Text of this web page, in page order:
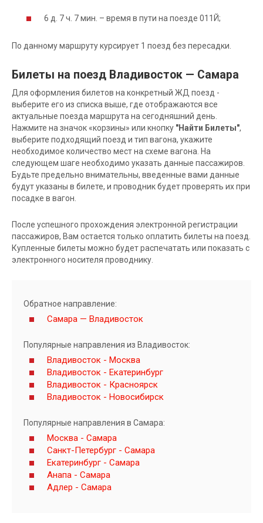
6 д. 7 ч. 7 мин. – время в пути на поезде 011Й;
По данному маршруту курсирует 1 поезд без пересадки.
Билеты на поезд Владивосток — Самара
Для оформления билетов на конкретный ЖД поезд -
выберите его из списка выше, где отображаются все
актуальные поезда маршрута на сегодняшний день.
Нажмите на значок «корзины» или кнопку "Найти Билеты",
выберите подходящий поезд и тип вагона, укажите
необходимое количество мест на схеме вагона. На
следующем шаге необходимо указать данные пассажиров.
Будьте предельно внимательны, введенные вами данные
будут указаны в билете, и проводник будет проверять их при
посадке в вагон.
После успешного прохождения электронной регистрации
пассажиров, Вам остается только оплатить билеты на поезд.
Купленные билеты можно будет распечатать или показать с
электронного носителя проводнику.
Обратное направление:
Самара — Владивосток
Популярные направления из Владивосток:
Владивосток - Москва
Владивосток - Екатеринбург
Владивосток - Красноярск
Владивосток - Новосибирск
Популярные направления в Самара:
Москва - Самара
Санкт-Петербург - Самара
Екатеринбург - Самара
Анапа - Самара
Адлер - Самара